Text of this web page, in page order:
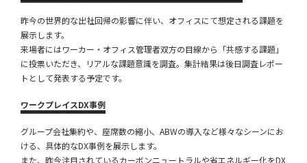
昨今の世界的な出社回帰の影響に伴い、オフィスにて想定される課題を
展示します。
来場者にはワーカー・オフィス管理者双方の目線から「共感する課題」
に投票いただき、リアルな課題意識を調査。集計結果は後日調査レポー
トとして発表する予定です。
ワークプレイスDX事例
グループ会社集約や、座席数の縮小、ABWの導入など様々なシーンにお
ける、具体的なDX事例を展示します。
また、昨今注目されているカーボンニュートラルや省エネルギー化をDX